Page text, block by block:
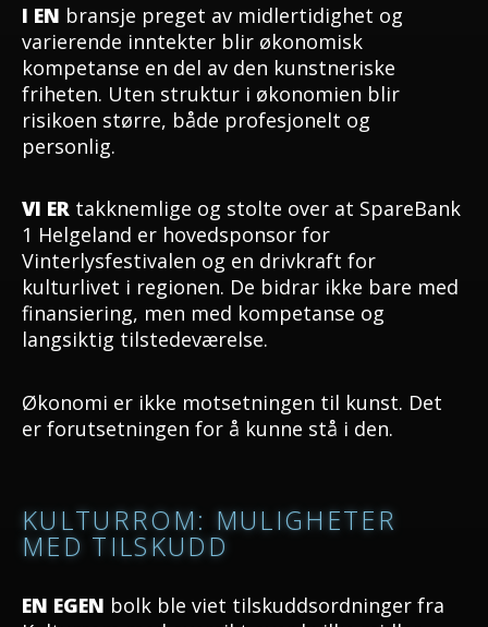
I EN bransje preget av midlertidighet og
varierende inntekter blir økonomisk
kompetanse en del av den kunstneriske
friheten. Uten struktur i økonomien blir
risikoen større, både profesjonelt og
personlig.
VI ER takknemlige og stolte over at SpareBank
1 Helgeland er hovedsponsor for
Vinterlysfestivalen og en drivkraft for
kulturlivet i regionen. De bidrar ikke bare med
finansiering, men med kompetanse og
langsiktig tilstedeværelse.
Økonomi er ikke motsetningen til kunst. Det
er forutsetningen for å kunne stå i den.
KULTURROM: MULIGHETER
MED TILSKUDD
EN EGEN bolk ble viet tilskuddsordninger fra